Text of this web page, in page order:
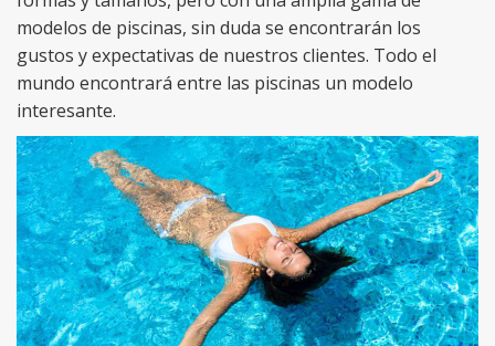
modelos de piscinas, sin duda se encontrarán los
gustos y expectativas de nuestros clientes. Todo el
mundo encontrará entre las piscinas un modelo
interesante.